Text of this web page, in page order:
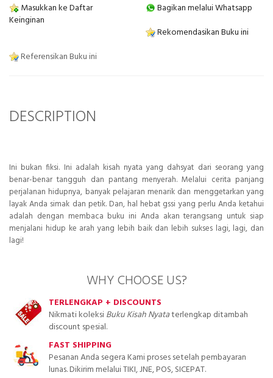
Masukkan ke Daftar
Keinginan
Bagikan melalui Whatsapp
Rekomendasikan Buku ini
Referensikan Buku ini
DESCRIPTION
Ini bukan fiksi. Ini adalah kisah nyata yang dahsyat dari seorang yang
benar-benar tangguh dan pantang menyerah. Melalui cerita panjang
perjalanan hidupnya, banyak pelajaran menarik dan menggetarkan yang
layak Anda simak dan petik. Dan, hal hebat gssi yang perlu Anda ketahui
adalah dengan membaca buku ini Anda akan terangsang untuk siap
menjalani hidup ke arah yang lebih baik dan lebih sukses lagi, lagi, dan
lagi!
WHY CHOOSE US?
TERLENGKAP + DISCOUNTS
Nikmati koleksiBuku Kisah Nyataterlengkap ditambah
discount spesial.
FAST SHIPPING
Pesanan Anda segera Kami proses setelah pembayaran
lunas. Dikirim melalui TIKI, JNE, POS, SICEPAT.